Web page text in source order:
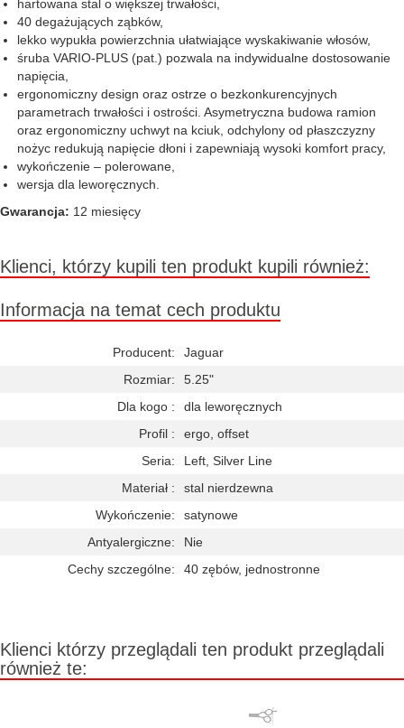
hartowana stal o większej trwałości,
40 degażujących ząbków,
lekko wypukła powierzchnia ułatwiające wyskakiwanie włosów,
śruba VARIO-PLUS (pat.) pozwala na indywidualne dostosowanie
napięcia,
ergonomiczny design oraz ostrze o bezkonkurencyjnych
parametrach trwałości i ostrości. Asymetryczna budowa ramion
oraz ergonomiczny uchwyt na kciuk, odchylony od płaszczyzny
nożyc redukują napięcie dłoni i zapewniają wysoki komfort pracy,
wykończenie – polerowane,
wersja dla leworęcznych.
Gwarancja: 12 miesięcy
Klienci, którzy kupili ten produkt kupili również:
Informacja na temat cech produktu
Producent:
Jaguar
Rozmiar:
5.25"
Dla kogo :
dla leworęcznych
Profil :
ergo, offset
Seria:
Left, Silver Line
Materiał :
stal nierdzewna
Wykończenie:
satynowe
Antyalergiczne:
Nie
Cechy szczególne:
40 zębów, jednostronne
Klienci którzy przeglądali ten produkt przeglądali
również te: